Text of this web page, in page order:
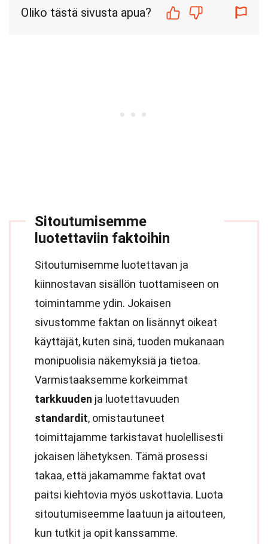
Oliko tästä sivusta apua?
Sitoutumisemme
luotettaviin faktoihin
Sitoutumisemme luotettavan ja
kiinnostavan sisällön tuottamiseen on
toimintamme ydin. Jokaisen
sivustomme faktan on lisännyt oikeat
käyttäjät, kuten sinä, tuoden mukanaan
monipuolisia näkemyksiä ja tietoa.
Varmistaaksemme korkeimmat
tarkkuuden ja luotettavuuden
standardit, omistautuneet
toimittajamme tarkistavat huolellisesti
jokaisen lähetyksen. Tämä prosessi
takaa, että jakamamme faktat ovat
paitsi kiehtovia myös uskottavia. Luota
sitoutumiseemme laatuun ja aitouteen,
kun tutkit ja opit kanssamme.